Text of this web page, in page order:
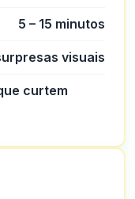
5 – 15 minutos
visuais
curtem